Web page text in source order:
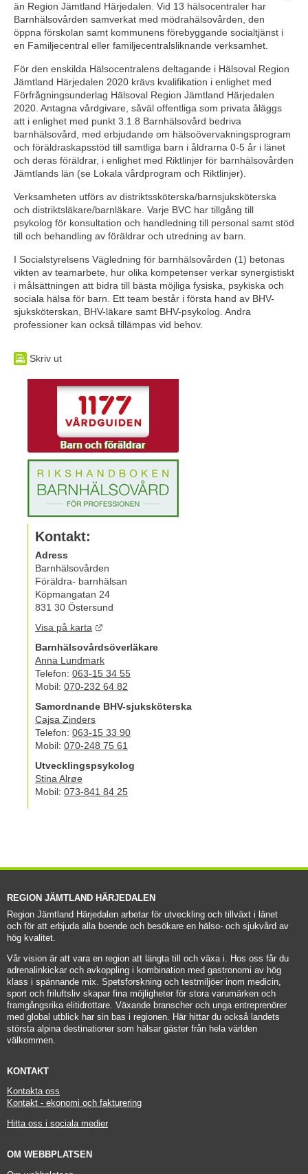
än Region Jämtland Härjedalen. Vid 13 hälsocentraler har
Barnhälsovården samverkat med mödrahälsovården, den
öppna förskolan samt kommunens förebyggande socialtjänst i
en Familjecentral eller familjecentralsliknande verksamhet.
För den enskilda Hälsocentralens deltagande i Hälsoval Region
Jämtland Härjedalen 2020 krävs kvalifikation i enlighet med
Förfrågningsunderlag Hälsoval Region Jämtland Härjedalen
2020. Antagna vårdgivare, såväl offentliga som privata åläggs
att i enlighet med punkt 3.1.8 Barnhälsovård bedriva
barnhälsovård, med erbjudande om hälsoövervakningsprogram
och föräldraskapsstöd till samtliga barn i åldrarna 0-5 år i länet
och deras föräldrar, i enlighet med Riktlinjer för barnhälsovården
Jämtlands län (se Lokala vårdprogram och Riktlinjer).
Verksamheten utförs av distriktssköterska/barnsjuksköterska
och distriktsläkare/barnläkare. Varje BVC har tillgång till
psykolog för konsultation och handledning till personal samt stöd
till och behandling av föräldrar och utredning av barn.
I Socialstyrelsens Vägledning för barnhälsovården (1) betonas
vikten av teamarbete, hur olika kompetenser verkar synergistiskt
i målsättningen att bidra till bästa möjliga fysiska, psykiska och
sociala hälsa för barn. Ett team består i första hand av BHV-
sjuksköterskan, BHV-läkare samt BHV-psykolog. Andra
professioner kan också tillämpas vid behov.
Skriv ut
Kontakt:
Adress
Barnhälsovården
Föräldra- barnhälsan
Köpmangatan 24
831 30 Östersund
Visa på karta
Länk till annan webbplats.
Barnhälsovårdsöverläkare
Anna Lundmark
Telefon: 063-15 34 55
Mobil: 070-232 64 82
Samordnande BHV-sjuksköterska
Cajsa Zinders
Telefon: 063-15 33 90
Mobil: 070-248 75 61
Utvecklingspsykolog
Stina Alrøe
Mobil: 073-841 84 25
REGION JÄMTLAND HÄRJEDALEN
Region Jämtland Härjedalen arbetar för utveckling och tillväxt i länet
och för att erbjuda alla boende och besökare en hälso- och sjukvård av
hög kvalitet.
Vår vision är att vara en region att längta till och växa i. Hos oss får du
adrenalinkickar och avkoppling i kombination med gastronomi av hög
klass i spännande mix. Spetsforskning och testmiljöer inom medicin,
sport och friluftsliv skapar fina möjligheter för stora varumärken och
framgångsrika elitidrottare. Växande branscher och unga entreprenörer
med global utblick har sin bas i regionen. Här hittar du också landets
största alpina destinationer som hälsar gäster från hela världen
välkommen.
KONTAKT
Kontakta oss
Kontakt - ekonomi och fakturering
Hitta oss i sociala medier
OM WEBBPLATSEN